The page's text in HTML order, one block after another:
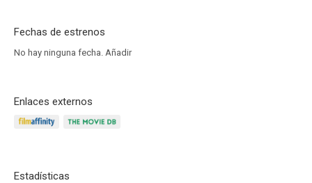
Fechas de estrenos
No hay ninguna fecha. Añadir
Enlaces externos
Estadísticas